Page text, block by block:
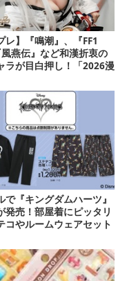
レ】『鳴潮』、『FF1
燕伝』など和漢折衷の
ラが目白押し！「2026漫
」美麗レイヤー13選【写
で『キングダムハーツ』
発売！部屋着にピッタリ
コやルームウェアセット